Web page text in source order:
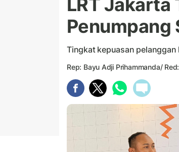
LRT Jakarta
Penumpang
Tingkat kepuasan
Rep: Bayu Adji Prihammanda/ Red: